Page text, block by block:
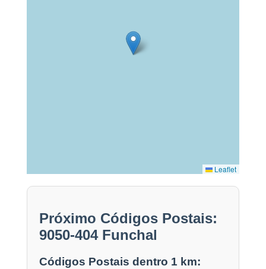
Leaflet
Próximo Códigos Postais:
9050-404 Funchal
Códigos Postais dentro 1 km: